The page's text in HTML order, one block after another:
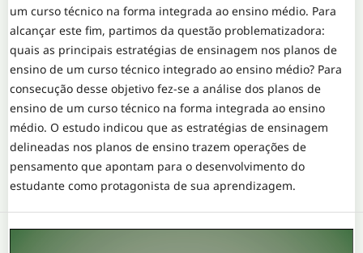
um curso técnico na forma integrada ao ensino médio. Para
alcançar este fim, partimos da questão problematizadora:
quais as principais estratégias de ensinagem nos planos de
ensino de um curso técnico integrado ao ensino médio? Para
consecução desse objetivo fez-se a análise dos planos de
ensino de um curso técnico na forma integrada ao ensino
médio. O estudo indicou que as estratégias de ensinagem
delineadas nos planos de ensino trazem operações de
pensamento que apontam para o desenvolvimento do
estudante como protagonista de sua aprendizagem.